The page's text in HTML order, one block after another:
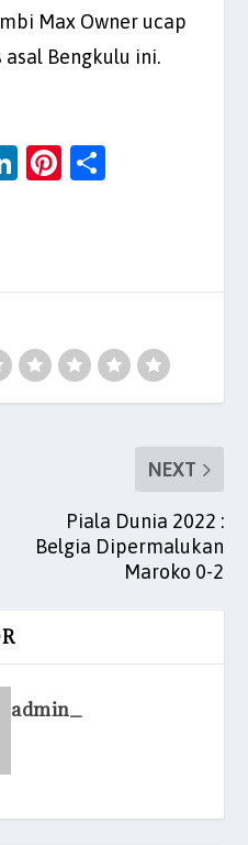
Max Owner ucap
asal Bengkulu ini.
Li
dI
n
Pi
t
NEXT
Piala Dunia 2022 :
Belgia Dipermalukan
Maroko 0-2
admin_